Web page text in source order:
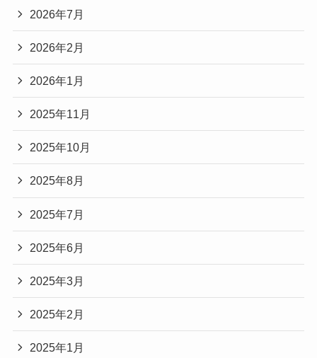
2026年7月
2026年2月
2026年1月
2025年11月
2025年10月
2025年8月
2025年7月
2025年6月
2025年3月
2025年2月
2025年1月